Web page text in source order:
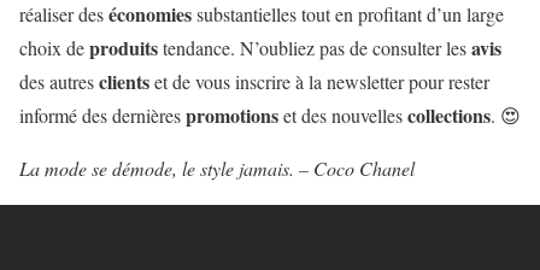
réaliser deséconomiessubstantielles tout en profitant d’un large
choix deproduitstendance. N’oubliez pas de consulter lesavis
des autresclientset de vous inscrire à la newsletter pour rester
informé des dernièrespromotionset des nouvellescollections. 😍
La mode se démode, le style jamais. – Coco Chanel